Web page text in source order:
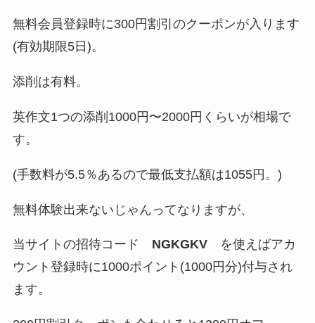
無料会員登録時に300円割引のクーポンが入ります
(有効期限5日)。
添削は有料。
英作文1つの添削1000円〜2000円くらいが相場で
す。
(手数料が5.5％あるので最低支払額は1055円。)
無料体験出来ないじゃんってなりますが、
当サイトの招待コード NGKGKVを使えばアカ
ウント登録時に1000ポイント(1000円分)付与され
ます。